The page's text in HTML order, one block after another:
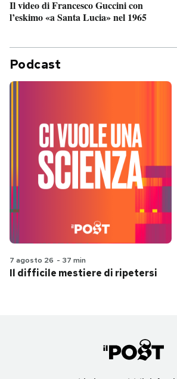
Il video di Francesco Guccini con
l’eskimo «a Santa Lucia» nel 1965
Podcast
7 agosto 26 - 37 min
Il difficile mestiere di ripetersi